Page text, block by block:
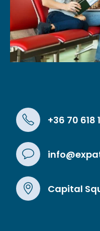
+36 70 618
Capital